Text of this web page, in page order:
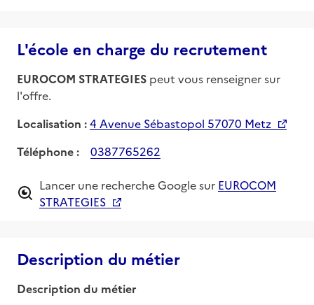
L'école en charge du recrutement
EUROCOM STRATEGIES peut vous renseigner sur
l'offre.
Localisation :4 Avenue Sébastopol 57070 Metz
Téléphone :
0387765262
Lancer une recherche Google sur EUROCOM
STRATEGIES
Description du métier
Description du métier